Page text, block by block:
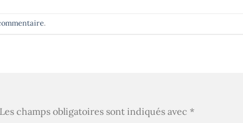
.
Les champs obligatoires sont indiqués avec *